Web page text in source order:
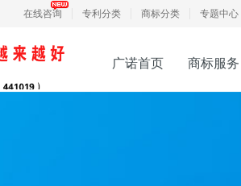
在线咨询 专利分类 商标分类 专题中心
广诺首页 商标服务